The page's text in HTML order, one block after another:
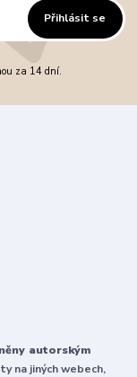
Přihlásit se
za 14 dní.
autorským
na jiných webech,